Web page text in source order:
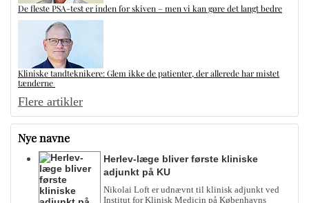
De fleste PSA-test er inden for skiven – men vi kan gøre det langt bedre
Kliniske tandteknikere: Glem ikke de patienter, der allerede har mistet
tænderne
Flere artikler
Nye navne
Herlev-læge bliver første kliniske
adjunkt på KU
Nikolai Loft er udnævnt til klinisk adjunkt ved
Institut for Klinisk Medicin på Københavns